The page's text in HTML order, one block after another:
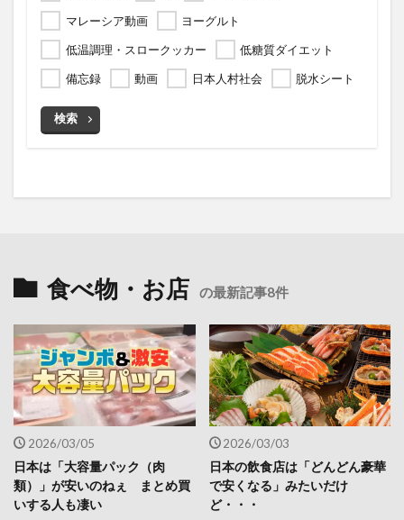
マレーシア動画
ヨーグルト
低温調理・スロークッカー
低糖質ダイエット
備忘録
動画 日本人村社会 脱水シート
検索
食べ物・お店 の最新記事8件
2026/03/05
日本は「大容量パック（肉
類）」が安いのねぇ まとめ買
いする人も凄い
2026/03/03
日本の飲食店は「どんどん豪華
で安くなる」みたいだけ
ど・・・